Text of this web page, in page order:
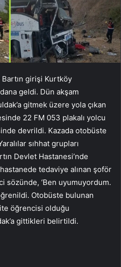
Bartın girişi Kurtköy
geldi. Dün akşam
gitmek üzere yola çıkan
22 FM 053 plakalı yolcu
devrildi. Kazada otobüste
sıhhat grupları
Devlet Hastanesi’nde
tedaviye alınan şoför
sözünde, ‘Ben uyumuyordum.
Otobüste bulunan
öğrencisi olduğu
gittikleri belirtildi.